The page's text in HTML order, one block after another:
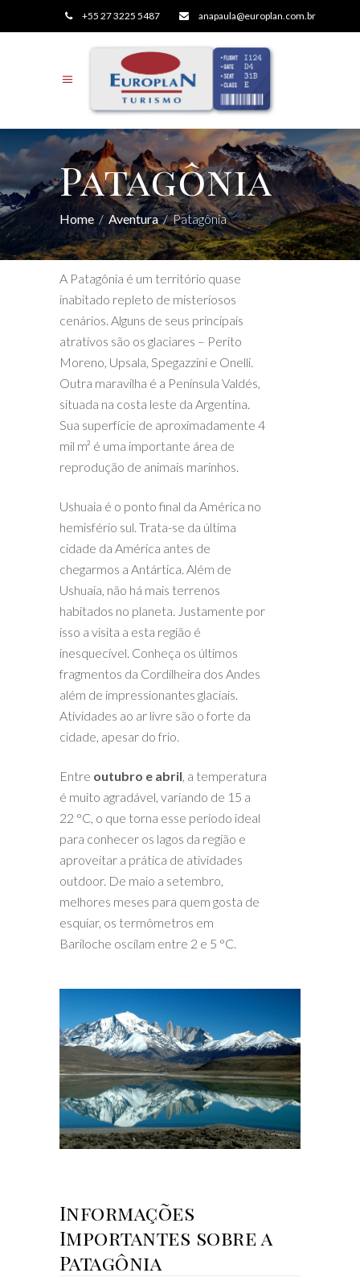
+55 27 3225 5487 anapaula@europlan.com.br
Patagônia
Home /Aventura/Patagônia
A Patagônia é um território quase
inabitado repleto de misteriosos
cenários. Alguns de seus principais
atrativos são os glaciares – Perito
Moreno, Upsala, Spegazzini e Onelli.
Outra maravilha é a Península Valdés,
situada na costa leste da Argentina.
Sua superfície de aproximadamente 4
mil m² é uma importante área de
reprodução de animais marinhos.
Ushuaia é o ponto final da América no
hemisfério sul. Trata-se da última
cidade da América antes de
chegarmos a Antártica. Além de
Ushuaia, não há mais terrenos
habitados no planeta. Justamente por
isso a visita a esta região é
inesquecível. Conheça os últimos
fragmentos da Cordilheira dos Andes
além de impressionantes glaciais.
Atividades ao ar livre são o forte da
cidade, apesar do frio.
Entre outubro e abril, a temperatura
é muito agradável, variando de 15 a
22 °C, o que torna esse período ideal
para conhecer os lagos da região e
aproveitar a prática de atividades
outdoor. De maio a setembro,
melhores meses para quem gosta de
esquiar, os termômetros em
Bariloche oscilam entre 2 e 5 °C.
Informações
Importantes sobre a
Patagônia